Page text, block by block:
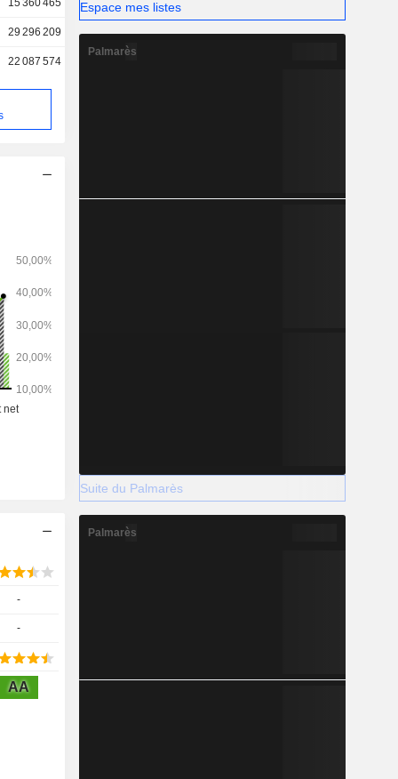
15 360 465
29 296 209
22 087 574
-
-
AA
Espace mes listes
Palmarès
Suite du Palmarès
Palmarès